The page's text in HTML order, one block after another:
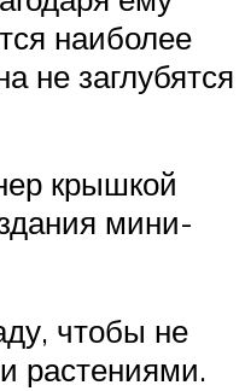
наиболее
не заглубятся
крышкой
мини-
чтобы не
растениями.